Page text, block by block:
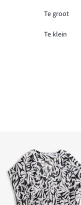
Te groot
Te klein